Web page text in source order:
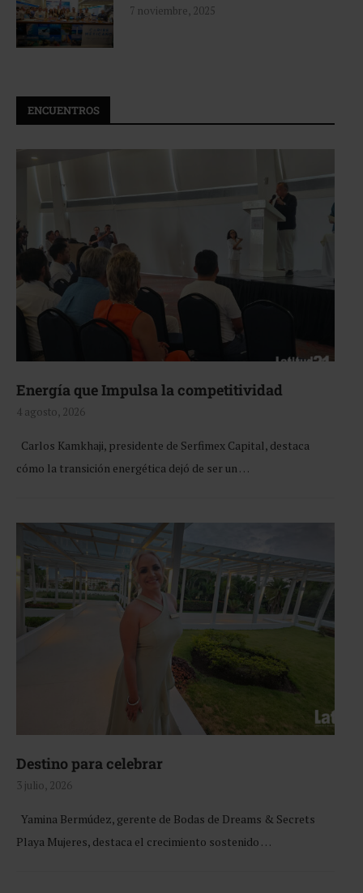
7 noviembre, 2025
ENCUENTROS
Energía que Impulsa la competitividad
4 agosto, 2026
Carlos Kamkhaji, presidente de Serfimex Capital, destaca
cómo la transición energética dejó de ser un …
Destino para celebrar
3 julio, 2026
Yamina Bermúdez, gerente de Bodas de Dreams & Secrets
Playa Mujeres, destaca el crecimiento sostenido …